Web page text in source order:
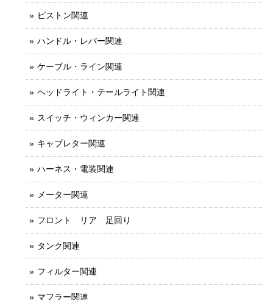
ピストン関連
ハンドル・レバー関連
ケーブル・ライン関連
ヘッドライト・テールライト関連
スイッチ・ウィンカー関連
キャブレター関連
ハーネス・電装関連
メーター関連
フロント リア 足回り
タンク関連
フィルター関連
マフラー関連